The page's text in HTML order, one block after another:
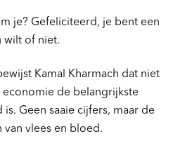
je? Gefeliciteerd, je bent een
wilt of niet.
Kamal Kharmach dat niet
economie de belangrijkste
Geen saaie cijfers, maar de
van vlees en bloed.